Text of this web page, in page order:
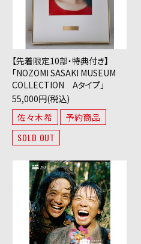
【先着限定10部・特典付き】
「NOZOMI SASAKI MUSEUM
COLLECTION Aタイプ」
55,000円(税込)
佐々木希
予約商品
SOLD OUT